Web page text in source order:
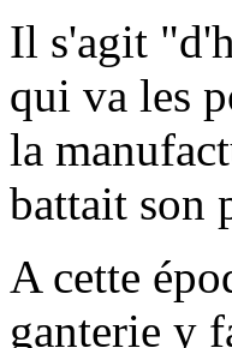
Il s'agit
qui va les
la
battait son
A cette
ganterie y